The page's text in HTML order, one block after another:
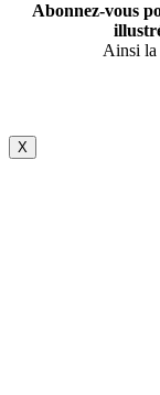
Abonnez-vous
Ainsi la
X